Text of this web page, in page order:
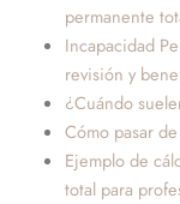
permanente
Incapacidad
revisión y
¿Cuándo
Cómo pasar
Ejemplo de
total para